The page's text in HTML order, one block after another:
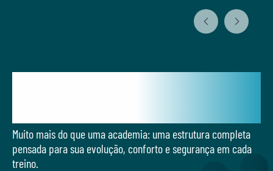
Muito mais do que uma academia: uma estrutura completa
pensada para sua evolução, conforto e segurança em cada
treino.